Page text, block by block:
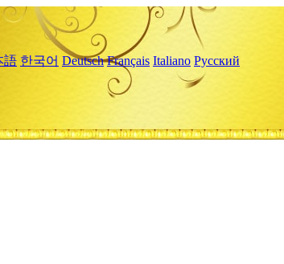
語 한국어 Deutsch Français Italiano Русский